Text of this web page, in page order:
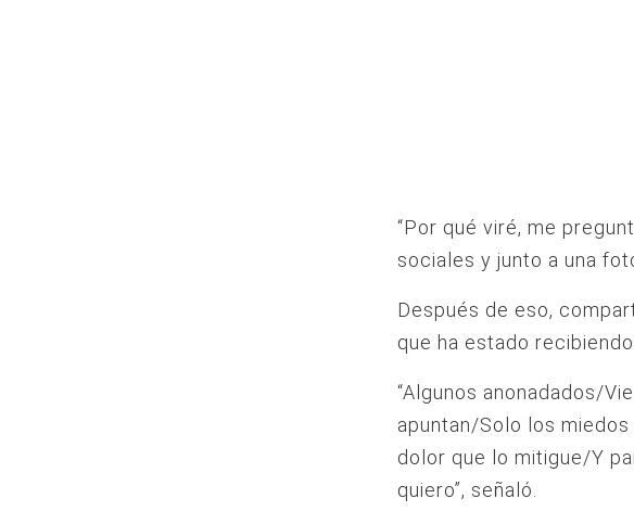
“Por qué viré, me
sociales y junto a una
Después de eso,
que ha estado
“Algunos anonadados/
apuntan/Solo los
dolor que lo mitigue/Y
quiero”, señaló.